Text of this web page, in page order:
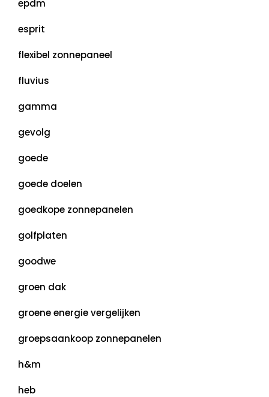
epdm
esprit
flexibel zonnepaneel
fluvius
gamma
gevolg
goede
goede doelen
goedkope zonnepanelen
golfplaten
goodwe
groen dak
groene energie vergelijken
groepsaankoop zonnepanelen
h&m
heb